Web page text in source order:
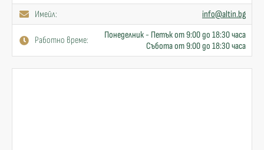
Имейл:
info@altin.bg
Работно време:
Понеделник - Петък от 9:00 до 18:30 часа
Събота от 9:00 до 18:30 часа